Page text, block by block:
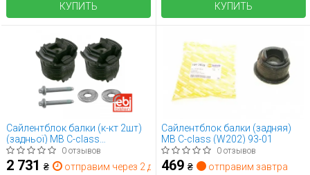
КУПИТЬ КУПИТЬ
Сайлентблок балки (к-кт 2шт)
(задньої) MB C-class
(W202/W203/S202/S203/CL203)
93-08
0 отзывов
2 731 ₴ отправим через 2 дн.
Сайлентблок балки (задняя)
MB C-class (W202) 93-01
0 отзывов
469 ₴ отправим завтра